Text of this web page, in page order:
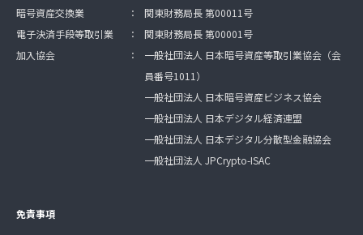
暗号資産交換業
：
関東財務局長 第00011号
電子決済手段等取引業
：
関東財務局長 第00001号
加入協会
：
一般社団法人 日本暗号資産等取引業協会（会
員番号1011）
一般社団法人 日本暗号資産ビジネス協会
一般社団法人 日本デジタル経済連盟
一般社団法人 日本デジタル分散型金融協会
一般社団法人 JPCrypto-ISAC
免責事項